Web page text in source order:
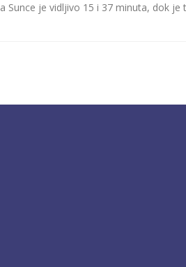
je vidljivo 15 i 37 minuta, dok je